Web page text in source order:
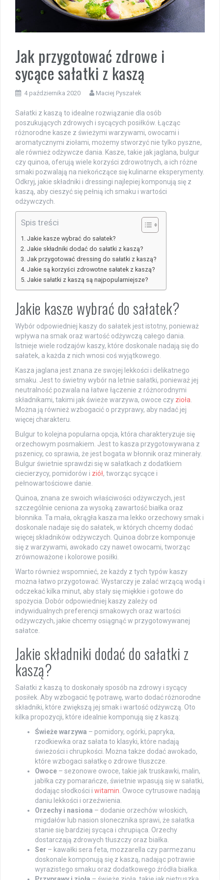
Jak przygotować zdrowe i
sycące sałatki z kaszą
4 października 2020 Maciej Pyszałek
Sałatki z kaszą to idealne rozwiązanie dla osób
poszukujących zdrowych i sycących posiłków. Łącząc
różnorodne kasze z świeżymi warzywami, owocami i
aromatycznymi ziołami, możemy stworzyć nie tylko pyszne,
ale również odżywcze dania. Kasze, takie jak jaglana, bulgur
czy quinoa, oferują wiele korzyści zdrowotnych, a ich różne
smaki pozwalają na niekończące się kulinarne eksperymenty.
Odkryj, jakie składniki i dressingi najlepiej komponują się z
kaszą, aby cieszyć się pełnią ich smaku i wartości
odżywczych.
Spis treści
Jakie kasze wybrać do sałatek?
Jakie składniki dodać do sałatki z kaszą?
Jak przygotować dressing do sałatki z kaszą?
Jakie są korzyści zdrowotne sałatek z kaszą?
Jakie sałatki z kaszą są najpopularniejsze?
Jakie kasze wybrać do sałatek?
Wybór odpowiedniej kaszy do sałatek jest istotny, ponieważ
wpływa na smak oraz wartość odżywczą całego dania.
Istnieje wiele rodzajów kaszy, które doskonale nadają się do
sałatek, a każda z nich wnosi coś wyjątkowego.
Kasza jaglana jest znana ze swojej lekkości i delikatnego
smaku. Jest to świetny wybór na letnie sałatki, ponieważ jej
neutralność pozwala na łatwe łączenie z różnorodnymi
składnikami, takimi jak świeże warzywa, owoce czy zioła
Można ją również wzbogacić o przyprawy, aby nadać jej
więcej charakteru.
Bulgur to kolejna popularna opcja, która charakteryzuje się
orzechowym posmakiem. Jest to kasza przygotowywana z
pszenicy, co sprawia, że jest bogata w błonnik oraz minerały.
Bulgur świetnie sprawdzi się w sałatkach z dodatkiem
ciecierzycy, pomidorów i ziół, tworząc sycące i
pełnowartościowe danie.
Quinoa, znana ze swoich właściwości odżywczych, jest
szczególnie ceniona za wysoką zawartość białka oraz
błonnika. Ta mała, okrągła kasza ma lekko orzechowy smak i
doskonale nadaje się do sałatek, w których chcemy dodać
więcej składników odżywczych. Quinoa dobrze komponuje
się z warzywami, awokado czy nawet owocami, tworząc
zrównoważone i kolorowe posiłki.
Warto również wspomnieć, że każdy z tych typów kaszy
można łatwo przygotować. Wystarczy je zalać wrzącą wodą i
odczekać kilka minut, aby stały się miękkie i gotowe do
spożycia. Dobór odpowiedniej kaszy zależy od
indywidualnych preferencji smakowych oraz wartości
odżywczych, jakie chcemy osiągnąć w przygotowywanej
sałatce.
Jakie składniki dodać do sałatki z
kaszą?
Sałatki z kaszą to doskonały sposób na zdrowy i sycący
posiłek. Aby wzbogacić tę potrawę, warto dodać różnorodne
składniki, które zwiększą jej smak i wartość odżywczą. Oto
kilka propozycji, które idealnie komponują się z kaszą:
Świeże warzywa – pomidory, ogórki, papryka,
rzodkiewka oraz sałata to klasyki, które nadają
świeżości i chrupkości. Można także dodać awokado,
które wzbogaci sałatkę o zdrowe tłuszcze.
Owoce – sezonowe owoce, takie jak truskawki, malin,
jabłka czy pomarańcze, świetnie wpasują się w sałatki,
dodając słodkości i witamin . Owoce cytrusowe nadają
daniu lekkości i orzeźwienia.
Orzechy i nasiona – dodanie orzechów włoskich,
migdałów lub nasion słonecznika sprawi, że sałatka
stanie się bardziej sycąca i chrupiąca. Orzechy
dostarczają zdrowych tłuszczy oraz białka.
Ser – kawałki sera feta, mozzarella czy parmezanu
doskonale komponują się z kaszą, nadając potrawie
wyrazistego smaku oraz dodatkowego źródła białka.